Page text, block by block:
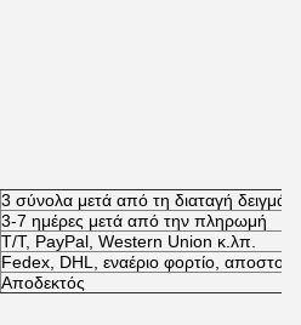
3 σύνολα μετά από τη διαταγή
3-7 ημέρες μετά από την πληρωμή
T/T, PayPal, Western Union κ.λπ.
Fedex, DHL, εναέριο φορτίο,
Αποδεκτός